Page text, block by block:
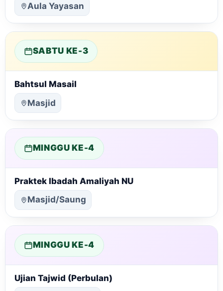
Aula Yayasan
SABTU KE-3
Bahtsul Masail
Masjid
MINGGU KE-4
Praktek Ibadah Amaliyah NU
Masjid/Saung
MINGGU KE-4
Ujian Tajwid (Perbulan)